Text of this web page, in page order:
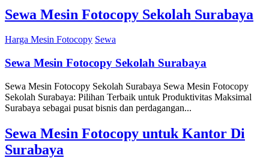
Sewa Mesin Fotocopy Sekolah Surabaya
Harga Mesin Fotocopy Sewa
Sewa Mesin Fotocopy Sekolah Surabaya
Sewa Mesin Fotocopy Sekolah Surabaya Sewa Mesin Fotocopy
Sekolah Surabaya: Pilihan Terbaik untuk Produktivitas Maksimal
Surabaya sebagai pusat bisnis dan perdagangan...
Sewa Mesin Fotocopy untuk Kantor Di
Surabaya